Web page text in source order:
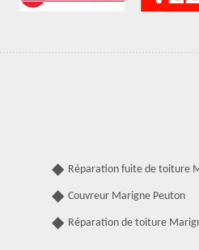
Réparation fuite de toiture
Couvreur Marigne Peuton
Réparation de toiture